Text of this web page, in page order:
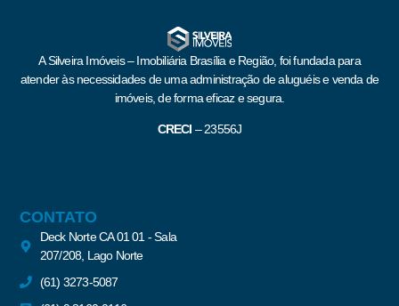
A Silveira Imóveis – Imobiliária Brasília e Região, foi fundada para
atender às necessidades de uma administração de aluguéis e venda de
imóveis, de forma eficaz e segura.
CRECI –23556J
CONTATO
Deck Norte CA 01 01 - Sala
207/208, Lago Norte
(61) 3273-5087